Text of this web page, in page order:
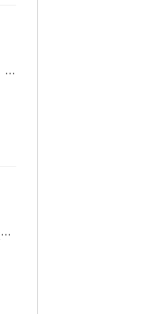
こんにちは、スタッフの津山です。ナイトルーティンを書けと命じられたので書きます。 基本的にはお風呂でYouTubeを見ます。最新でないのでスマホが防水ではないです。生徒が自分より性能のいいスマホを使っているのをみると何と […]
今日は学校で模試を受けた生徒が多いと思います。 お疲れ様です！ せっかく休日の貴重な時間を使って受けた模試も、復習しないと無駄になってしまいます。 １１月７日には東進で全国統一高校生テストも予定されているので、明日や水曜 […]